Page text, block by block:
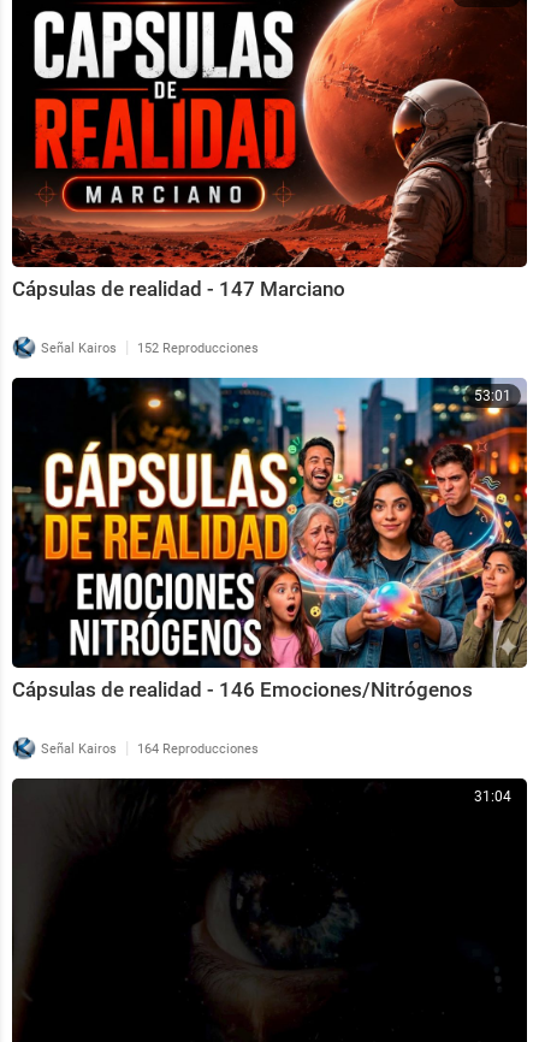
Cápsulas de realidad - 147 Marciano
Señal Kairos | 152 Reproducciones
53:01
Cápsulas de realidad - 146 Emociones/Nitrógenos
Señal Kairos | 164 Reproducciones
31:04